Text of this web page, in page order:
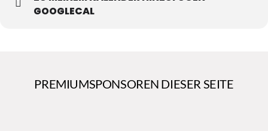
GOOGLECAL
PREMIUMSPONSOREN DIESER SEITE